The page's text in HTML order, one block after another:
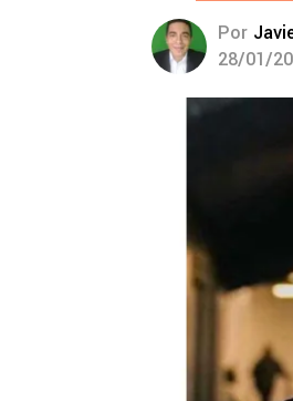
Por
28/01/